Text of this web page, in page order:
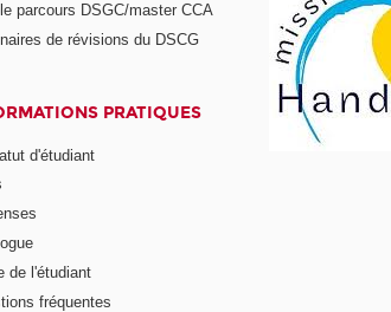
parcours DSGC/master CCA
de révisions du DSCG
PRATIQUES
d'étudiant
de l'étudiant
fréquentes